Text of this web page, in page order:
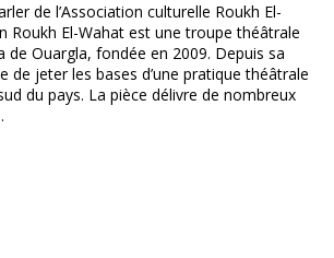
de l’Association culturelle Roukh El-
Roukh El-Wahat est une troupe théâtrale
de Ouargla, fondée en 2009. Depuis sa
de jeter les bases d’une pratique théâtrale
du pays. La pièce délivre de nombreux